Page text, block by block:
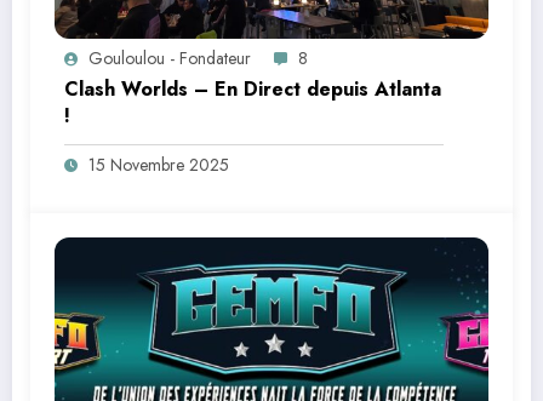
Gouloulou - Fondateur 8
Clash Worlds – En Direct depuis Atlanta
!
15 Novembre 2025